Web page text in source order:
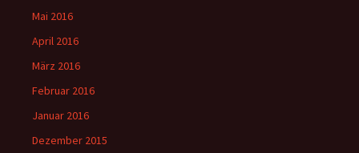
Mai 2016
April 2016
März 2016
Februar 2016
Januar 2016
Dezember 2015